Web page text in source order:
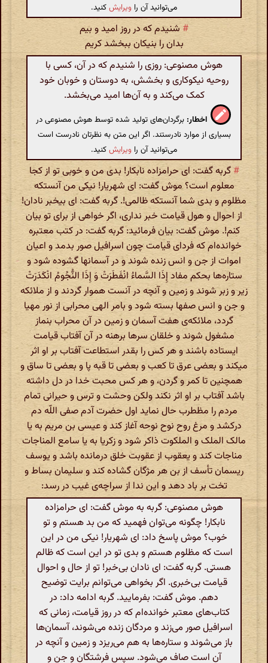
می‌توانید آن را ویرایشکنید.
# شنیدم که در روز امید و بیم
بدان را بنیکان ببخشد کریم
هوش مصنوعی: روزی را شنیدم که در آن، کسی با
روحیه نیکوکاری و بخشش، به دوستان و خوبان خود
کمک می‌کند و به آن‌ها امید می‌بخشد.
اخطار: برگردان‌های تولید شده توسط هوش مصنوعی در
بسیاری از موارد نادرستند. اگر این متن به نظرتان نادرست است
می‌توانید آن را ویرایشکنید.
# گربه گفت: اى حرامزاده نابکار! بدى من و خوبى تو از کجا
معلوم است؟ موش گفت: اى شهریار! نیکى من آنستکه
مظلوم و بدى شما آنستکه ظالمى!. گربه گفت: اى بیخبر نادان!
از احوال و هول قیامت خبر ندارى، اگر خواهى از براى تو بیان
کنم!. موش گفت: بیان فرمائید: گربه گفت: در کتب معتبره
خوانده‌ام که فرداى قیامت چون اسرافیل صور بدمد و اعیان
اموات از جن و انس زنده شوند و در آسمانها گشوده شود و
ستاره‌ها بحکم مفاد إِذَا السَّماءُ انْفَطَرَتْ وَ إِذَا النُّجُومُ انْکَدَرَتْ
زیر و زبر شوند و زمین و آنچه در آنست هموار گردند و از ملائکه
و جن و انس صفها بسته شود و بامر الهى محرابى از نور مهیا
گردد، ملائکه‌ى هفت آسمان و زمین در آن محراب بنماز
مشغول شوند و خلقان سرها برهنه در آن آفتاب قیامت
ایستاده باشند و هر کس را بقدر استطاعت آفتاب بر او اثر
میکند و بعضى عرق تا کعب و بعضى تا قبه پا و بعضى تا ساق و
همچنین تا کمر و گردن، و هر کس محبت خدا در دل داشته
باشد آفتاب بر او اثر نکند ولکن وحشت و ترس و حیرانى تمام
مردم را مظطرب حال نماید اول حضرت آدم صفى اللّه دم
درکشد و مرغ روح نوح نوحه آغاز کند و عیسى بن مریم به یا
مالک الملک و الملکوت ذاکر شود و زکریا به یا سامع المناجات
مناجات کند و یعقوب از عقوبت خلق درمانده باشد و یوسف
ریسمان تأسف از بن هر مژگان گشاده کند و سلیمان بساط و
تخت بر باد دهد و این ندا از سراچه‌ى غیب در رسد:
هوش مصنوعی: گربه به موش گفت: ای حرامزاده
نابکار! چگونه می‌توان فهمید که من بد هستم و تو
خوب؟ موش پاسخ داد: ای شهریار! نیکی من در این
است که مظلوم هستم و بدی تو در این است که ظالم
هستی. گربه گفت: ای نادان بی‌خبر! تو از حال و احوال
قیامت بی‌خبری. اگر بخواهی می‌توانم برایت توضیح
دهم. موش گفت: بفرمایید. گربه ادامه داد: در
کتاب‌های معتبر خوانده‌ام که در روز قیامت، زمانی که
اسرافیل صور می‌زند و مردگان زنده می‌شوند، آسمان‌ها
باز می‌شوند و ستاره‌ها به هم می‌ریزد و زمین و آنچه در
آن است صاف می‌شود. سپس فرشتگان و جن و